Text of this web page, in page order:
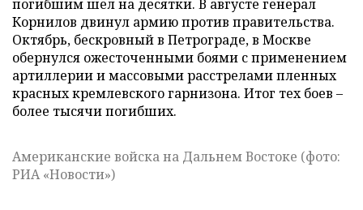
погибшим шел на десятки. В августе генерал
Корнилов двинул армию против правительства.
Октябрь, бескровный в Петрограде, в Москве
обернулся ожесточенными боями с применением
артиллерии и массовыми расстрелами пленных
красных кремлевского гарнизона. Итог тех боев –
более тысячи погибших.
Американские войска на Дальнем Востоке (фото:
РИА «Новости»)